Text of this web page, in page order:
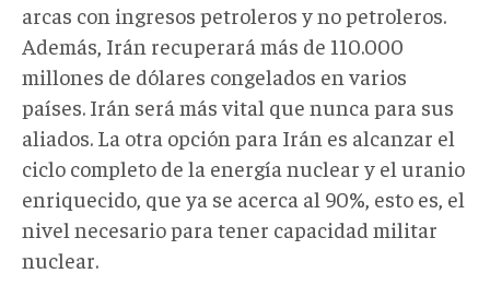
arcas con ingresos petroleros y no petroleros.
Además, Irán recuperará más de 110.000
millones de dólares congelados en varios
países. Irán será más vital que nunca para sus
aliados. La otra opción para Irán es alcanzar el
ciclo completo de la energía nuclear y el uranio
enriquecido, que ya se acerca al 90%, esto es, el
nivel necesario para tener capacidad militar
nuclear.